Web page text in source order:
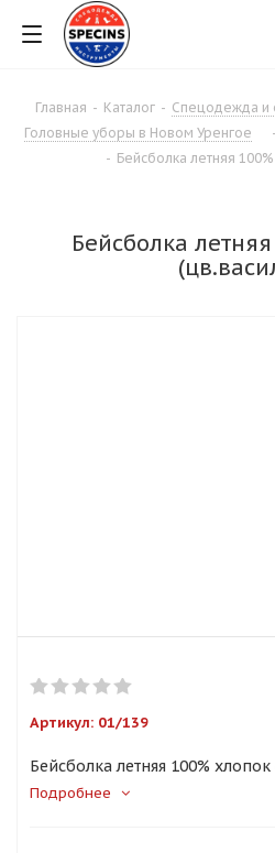
Главная - Каталог - Спецодежда и
Головные уборы в Новом Уренгое
-
- Бейсболка летняя
Бейсболка
Артикул: 01/139
Бейсболка летняя 100%
Подробнее